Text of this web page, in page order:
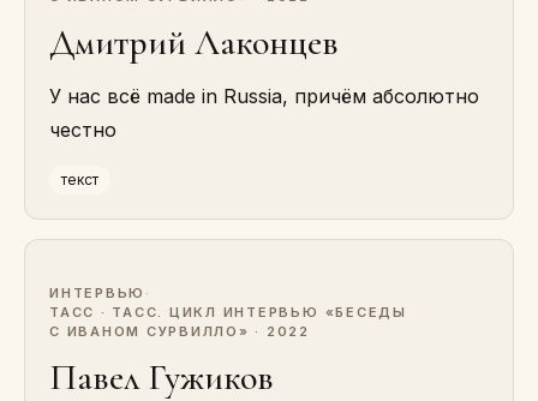
Дмитрий Лаконцев
У нас всё made in Russia, причём абсолютно
честно
текст
ИНТЕРВЬЮ ·
ТАСС · ТАСС. ЦИКЛ ИНТЕРВЬЮ «БЕСЕДЫ
С ИВАНОМ СУРВИЛЛО» · 2022
Павел Гужиков